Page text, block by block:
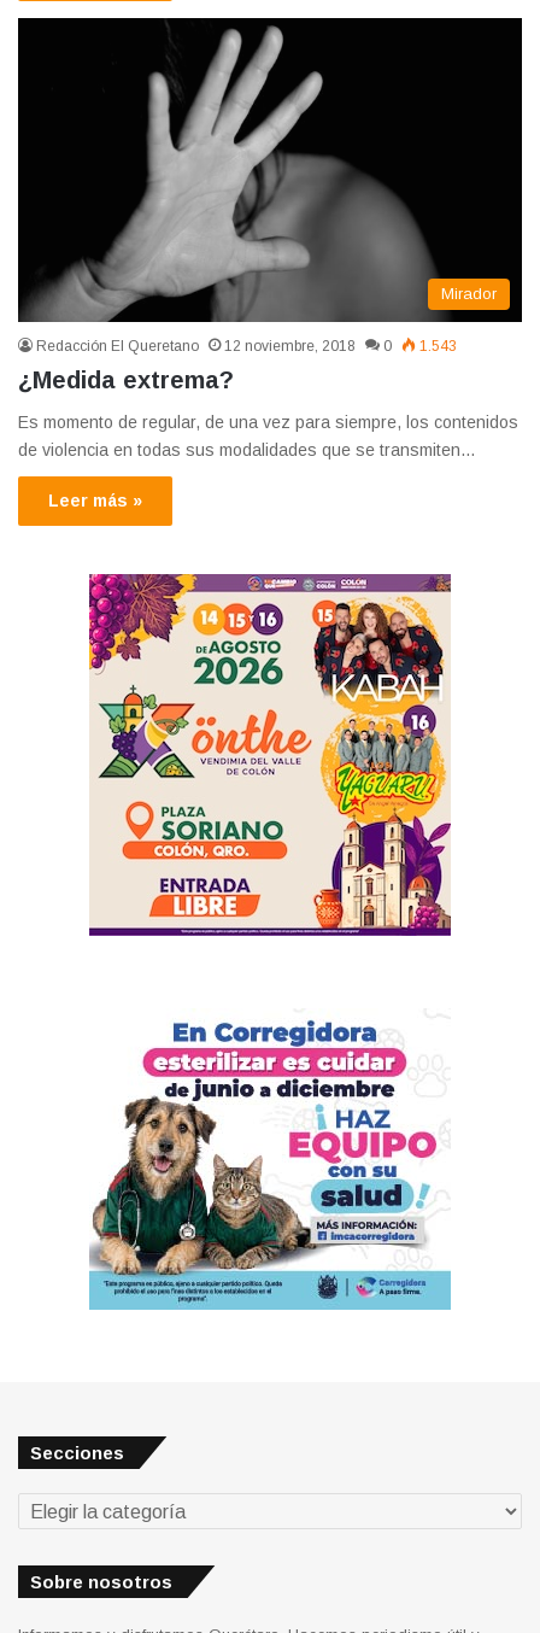
Mirador
Redacción El Queretano 12 noviembre, 2018 0 1.543
¿Medida extrema?
Es momento de regular, de una vez para siempre, los contenidos
de violencia en todas sus modalidades que se transmiten…
Leer más »
Secciones
Secciones
Sobre nosotros